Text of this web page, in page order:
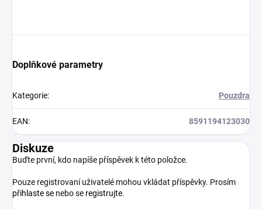
Doplňkové parametry
Kategorie: Pouzdra
EAN: 8591194123030
Diskuze
Buďte první, kdo napíše příspěvek k této položce.
Pouze registrovaní uživatelé mohou vkládat příspěvky. Prosím
přihlaste se nebo se registrujte.